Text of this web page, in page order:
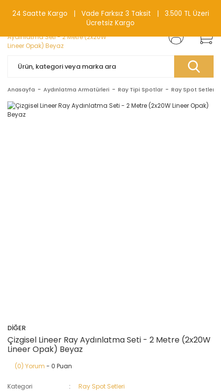
0(212) 240 87 88
Anasayfa Aydınlatma Armatürleri Ray Tipi Spotlar Ray Spot Setleri
DİĞER
Çizgisel Lineer Ray Aydınlatma Seti - 2 Metre (2x20W
Lineer Opak) Beyaz
(0) Yorum - 0 Puan
Kategori
Ray Spot Setleri
24 Saatte Kargo | Vade Farksız 3 Taksit | 3.500 TL Üzeri
Ücretsiz Kargo